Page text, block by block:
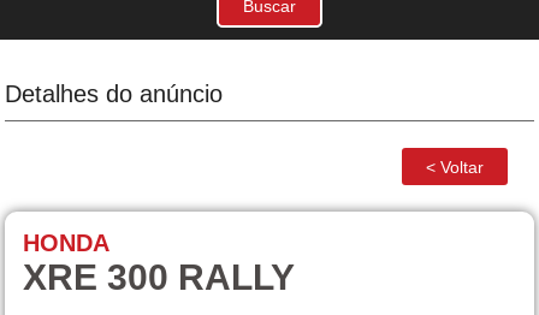
Detalhes do anúncio
HONDA
XRE 300 RALLY